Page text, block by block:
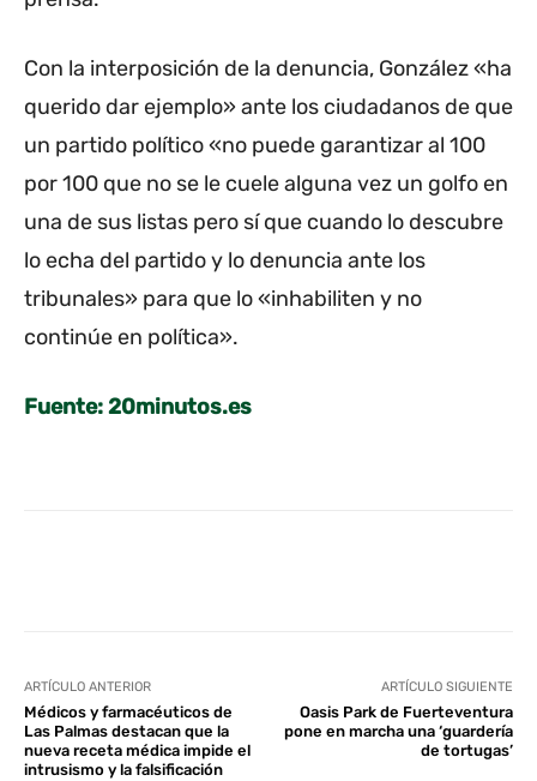
Con la interposición de la denuncia, González «ha
querido dar ejemplo» ante los ciudadanos de que
un partido político «no puede garantizar al 100
por 100 que no se le cuele alguna vez un golfo en
una de sus listas pero sí que cuando lo descubre
lo echa del partido y lo denuncia ante los
tribunales» para que lo «inhabiliten y no
continúe en política».
Fuente: 20minutos.es
ARTÍCULO ANTERIOR
Médicos y farmacéuticos de
Las Palmas destacan que la
nueva receta médica impide el
intrusismo y la falsificación
ARTÍCULO SIGUIENTE
Oasis Park de Fuerteventura
pone en marcha una ‘guardería
de tortugas’